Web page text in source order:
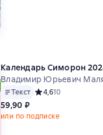
Календарь Симорон
Владимир Юрьевич
Текст Средний рейтинг
4,610
59,90 ₽
или по подписке